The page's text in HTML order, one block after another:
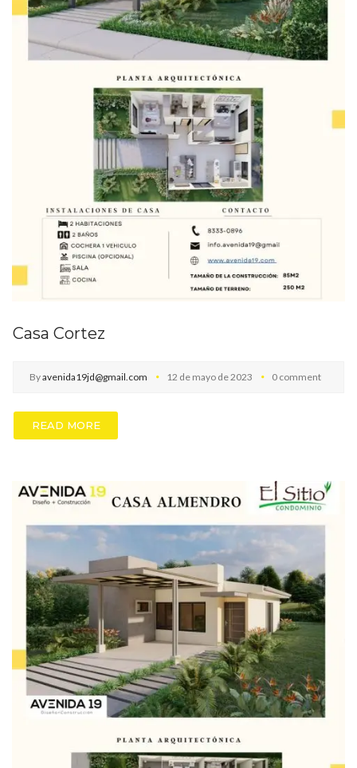
Casa Cortez
Byavenida19jd@gmail.com 12 de mayo de 2023 0 comment
READ MORE